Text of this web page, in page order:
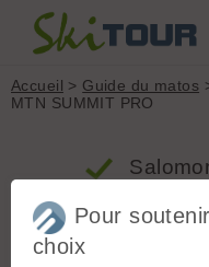
Accueil > Guide du matos
MTN SUMMIT PRO
Produit
Pour
choix